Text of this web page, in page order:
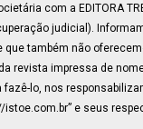
com a EDITORA
judicial).
que também não
revista impressa de
lo, nos
e seus